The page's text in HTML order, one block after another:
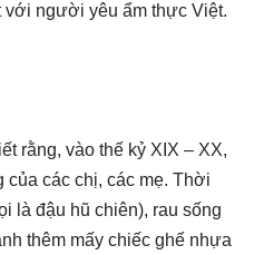
với người yêu ẩm thực Việt.
rằng, vào thế kỷ XIX – XX,
của các chị, các mẹ. Thời
là đậu hũ chiên), rau sống
thêm mấy chiếc ghế nhựa